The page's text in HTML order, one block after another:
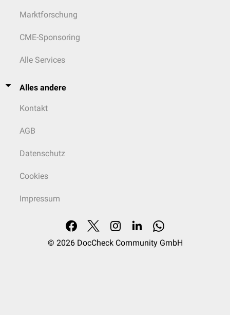
Marktforschung
CME-Sponsoring
Alle Services
Alles andere
Kontakt
AGB
Datenschutz
Cookies
Impressum
© 2026 DocCheck Community GmbH